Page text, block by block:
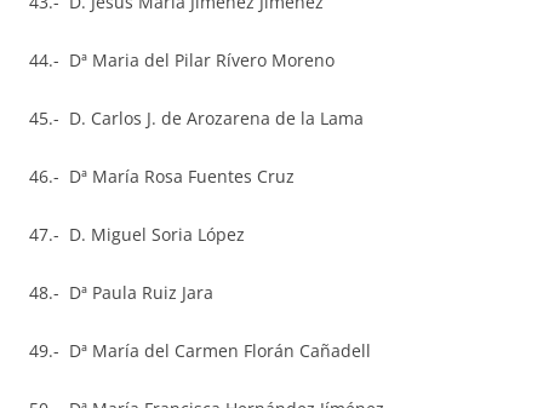
44.- Dª Maria del Pilar Rívero Moreno
45.- D. Carlos J. de Arozarena de la Lama
46.- Dª María Rosa Fuentes Cruz
47.- D. Miguel Soria López
48.- Dª Paula Ruiz Jara
49.- Dª María del Carmen Florán Cañadell